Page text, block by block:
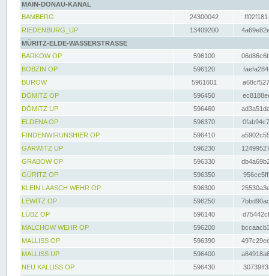
MAIN-DONAU-KANAL
BAMBERG
24300042
RIEDENBURG_UP
13409200
MÜRITZ-ELDE-WASSERSTRASSE
BARKOW OP
596100
BOBZIN OP
596120
BUROW
5961601
DÖMITZ OP
596450
DÖMITZ UP
596460
ELDENA OP
596370
FINDENWIRUNSHIER OP
596410
GARWITZ UP
596230
GRABOW OP
596330
GÜRITZ OP
596350
KLEIN LAASCH WEHR OP
596300
LEWITZ OP
596250
LÜBZ OP
596140
MALCHOW WEHR OP
596200
MALLISS OP
596390
MALLISS UP
596400
NEU KALLISS OP
596430